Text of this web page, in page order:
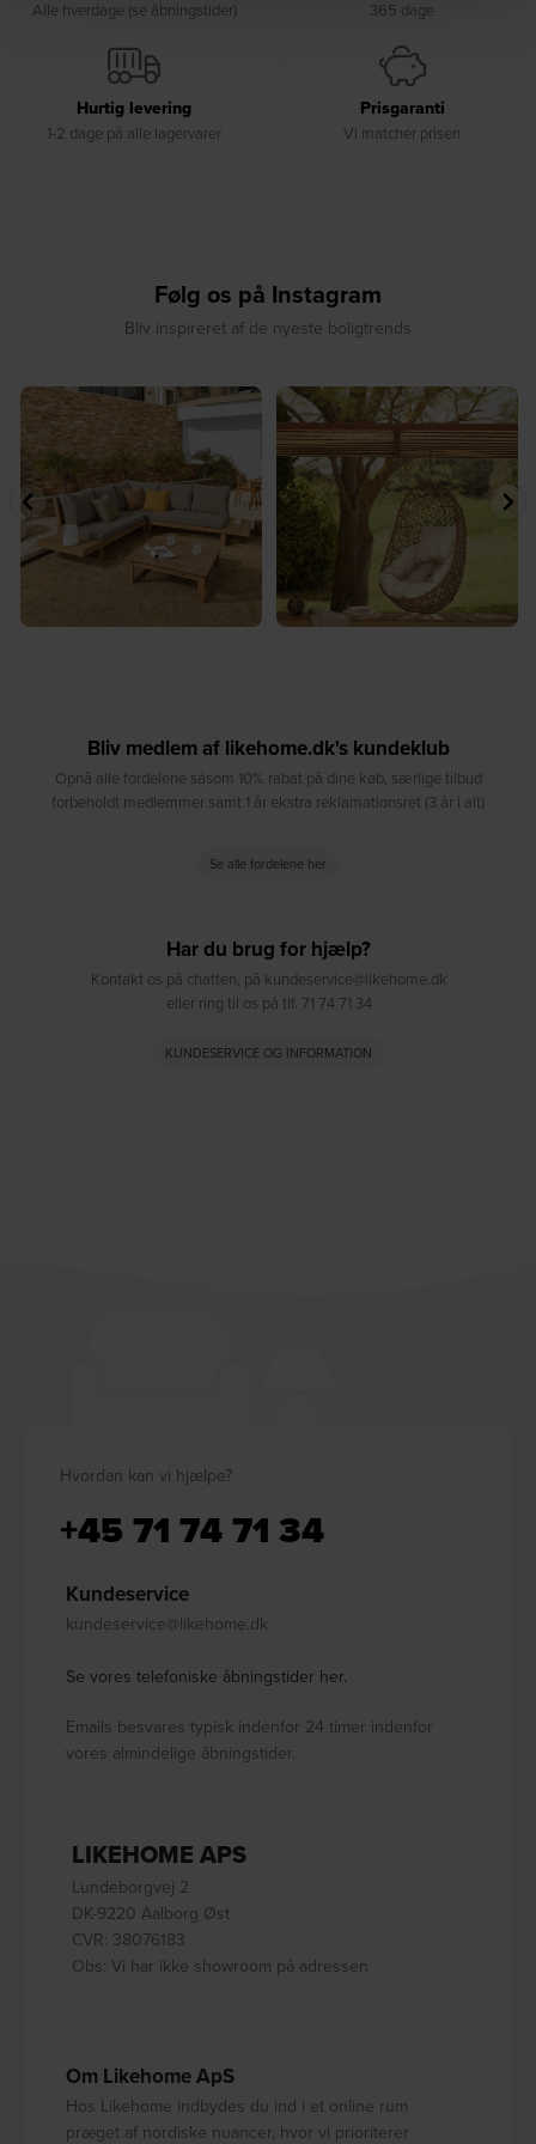
Alle hverdage (se åbningstider) 365 dage
Hurtig levering
1-2 dage på alle lagervarer
Prisgaranti
Vi matcher prisen
Følg os på Instagram
Bliv inspireret af de nyeste boligtrends
☀️ Sommerens naturlige
samlingspunkt⁠
7 0
☀️ Find dit yndlingssted denne
sommer⁠
7 0
Bliv medlem af likehome.dk's kundeklub
Opnå alle fordelene såsom 10% rabat på dine køb, særlige tilbud
forbeholdt medlemmer samt 1 år ekstra reklamationsret (3 år i alt)
Se alle fordelene her
Har du brug for hjælp?
Kontakt os på chatten, på kundeservice@likehome.dk
eller ring til os på tlf. 71 74 71 34
KUNDESERVICE OG INFORMATION
Hvordan kan vi hjælpe?
+45 71 74 71 34
Kundeservice
kundeservice@likehome.dk
Se vores telefoniske åbningstider her.
Emails besvares typisk indenfor 24 timer indenfor
vores almindelige åbningstider.
LIKEHOME APS
Lundeborgvej 2
DK-9220 Aalborg Øst
CVR: 38076183
Obs: Vi har ikke showroom på adressen
Om Likehome ApS
Hos Likehome indbydes du ind i et online rum
præget af nordiske nuancer, hvor vi prioriterer